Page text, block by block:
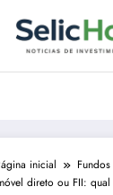
inicial
direto ou FII: